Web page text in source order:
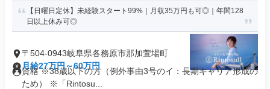
【日曜日定休】未経験スタート99%｜月収35万円も可◎｜年間128
日以上休み可◎
〒504-0943岐阜県各務原市那加萱場町
月給27万円～60万円
資格 ※38歳以下の方（例外事由3号のイ：長期キャリア形成の
ため） ※「Rintosu...